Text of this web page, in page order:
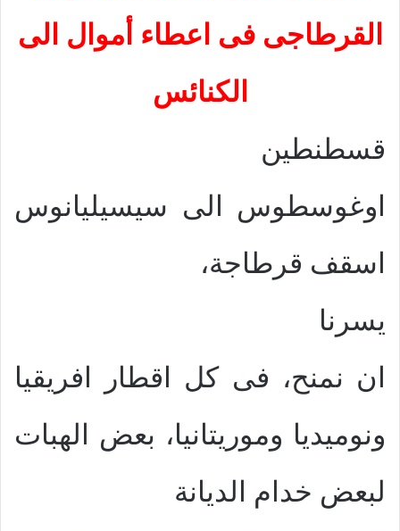
القرطاجى فى اعطاء أموال الى
الكنائس
قسطنطين
اوغوسطوس الى سيسيليانوس
اسقف قرطاجة،
يسرنا
ان نمنح، فى كل اقطار افريقيا
ونوميديا وموريتانيا، بعض الهبات
لبعض خدام الديانة